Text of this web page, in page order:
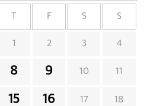
F S S
1 2 3 4
8 9 10 11
15 16 17 18